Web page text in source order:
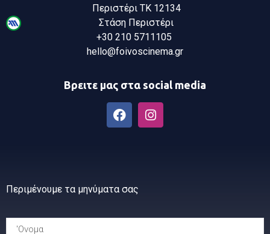
Περιστέρι ΤΚ 12134
Στάση Περιστέρι
+30 210 5711105
hello@foivoscinema.gr
Βρειτε μας στα social media
Περιμένουμε τα μηνύματα σας